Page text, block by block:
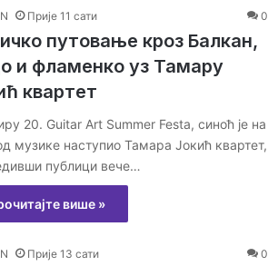
Прије 11 сати 0
путовање кроз Балкан,
и фламенко уз Тамару
квартет
20. Guitar Art Summer Festa, синоћ је на
музике наступио Тамара Јокић квартет,
публици вече…
више »
Прије 13 сати 0